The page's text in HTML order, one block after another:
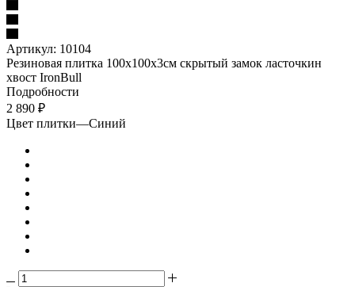
Артикул: 10104
Резиновая плитка 100х100х3см скрытый замок ласточкин
хвост IronBull
Подробности
2 890 ₽
Цвет плитки—Синий